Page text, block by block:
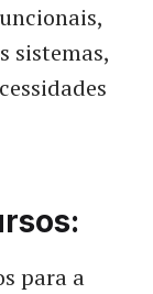
sistemas,
para a